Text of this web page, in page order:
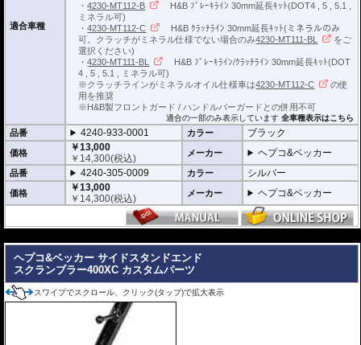
適合車種
・4230-MT112-B
H&B ﾌﾞﾚｰｷﾗｲﾝ 30mm延長ｷｯﾄ(DOT4 , 5 , 5.1 ,
ミネラル可)
・4230-MT112-C
H&B ｸﾗｯﾁﾗｲﾝ 30mm延長ｷｯﾄ(ミネラルのみ
可。クラッチがミネラル仕様でない場合のみ4230-MT111-BL
をご
選択ください)
・4230-MT111-BL
H&B ﾌﾞﾚｰｷﾗｲﾝ/ｸﾗｯﾁﾗｲﾝ 30mm延長ｷｯﾄ(DOT
4 , 5 , 5.1 , ミネラル可)
※クラッチラインがミネラルオイル仕様車は4230-MT112-C
の使
用を推奨
※H&B製フロントガード / ハンドルバーガードとの併用不可
適合の一部のみ表示しています全車種表示はこちら
品番 4240-933-0001 カラー ブラック
価格
￥13,000
￥ 14,300(税込) メーカー ヘプコ&ベッカー
品番 4240-305-0009 カラー シルバー
価格
￥13,000
￥ 14,300(税込) メーカー ヘプコ&ベッカー
ヘプコ&ベッカー サイドスタンドエンド
スクランブラー400XC カスタムパーツ
スワイプでスクロール、クリック(タップ)で拡大表示